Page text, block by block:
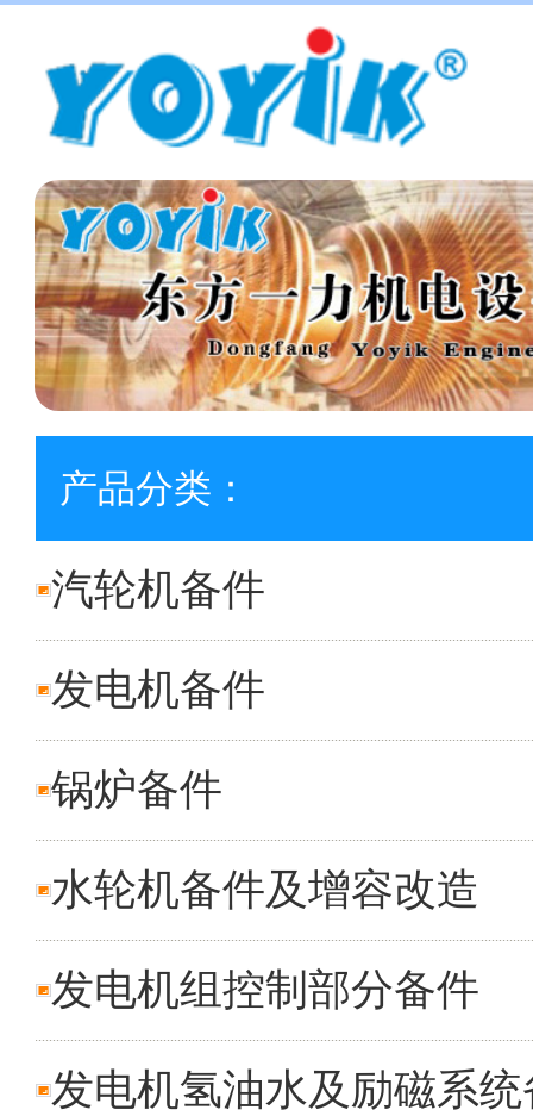
产品分类：
汽轮机备件
发电机备件
锅炉备件
水轮机备件及增容改造
发电机组控制部分备件
发电机氢油水及励磁系统